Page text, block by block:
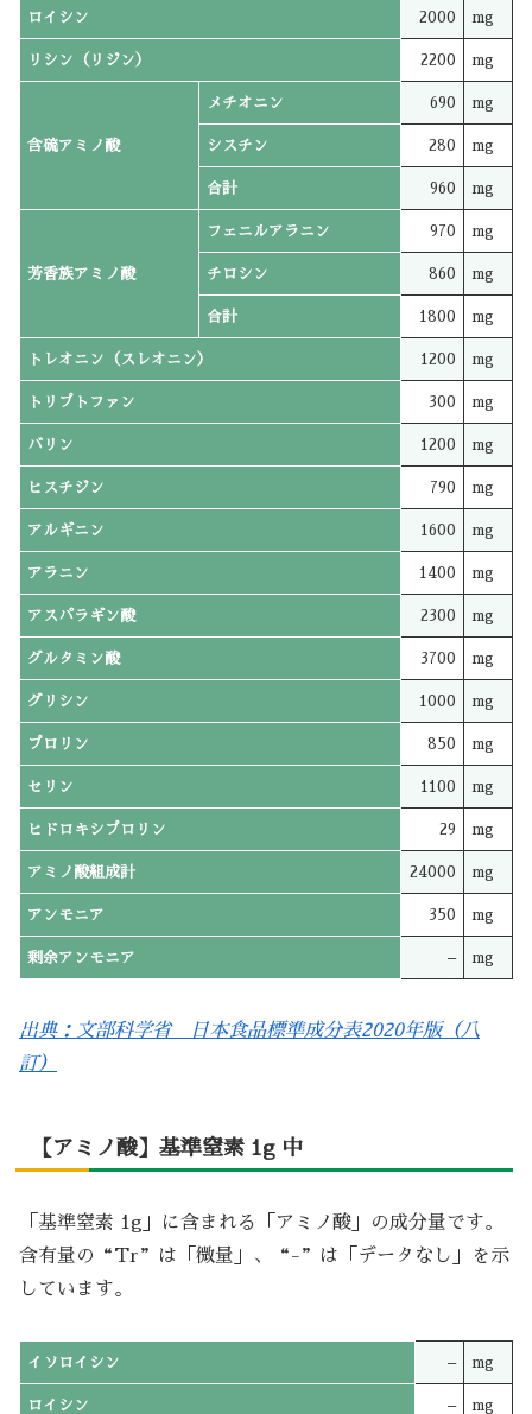
ロイシン 2000 mg
リシン（リジン） 2200 mg
含硫アミノ酸
メチオニン 690 mg
シスチン 280 mg
合計 960 mg
芳香族アミノ酸
フェニルアラニン 970 mg
チロシン 860 mg
合計 1800 mg
トレオニン（スレオニン） 1200 mg
トリプトファン 300 mg
バリン 1200 mg
ヒスチジン 790 mg
アルギニン 1600 mg
アラニン 1400 mg
アスパラギン酸 2300 mg
グルタミン酸 3700 mg
グリシン 1000 mg
プロリン 850 mg
セリン 1100 mg
ヒドロキシプロリン 29 mg
アミノ酸組成計 24000 mg
アンモニア 350 mg
剰余アンモニア – mg
出典：文部科学省 日本食品標準成分表2020年版（八
訂）
【アミノ酸】基準窒素 1g 中
「基準窒素 1g」に含まれる「アミノ酸」の成分量です。
含有量の“Tr”は「微量」、“-”は「データなし」を示
しています。
イソロイシン – mg
ロイシン – mg